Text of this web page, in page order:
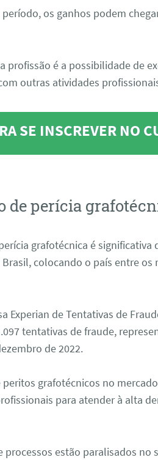
os ganhos podem
profissão é a possibilidade de
outras atividades
SE INSCREVER NO
de perícia
grafotécnica é significativa
colocando o país entre os
Experian de Tentativas de
tentativas de fraude,
de 2022.
grafotécnicos no
para atender à alta
processos estão paralisados no